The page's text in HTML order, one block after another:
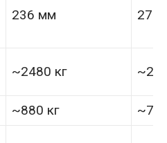
236 мм 279
~2480 кг
~880 кг